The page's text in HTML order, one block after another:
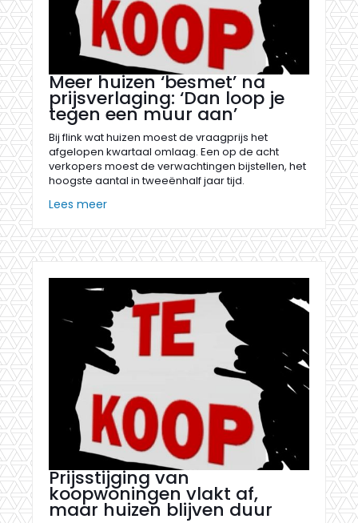
Meer huizen ‘besmet’ na
prijsverlaging: ‘Dan loop je
tegen een muur aan’
Bij flink wat huizen moest de vraagprijs het
afgelopen kwartaal omlaag. Een op de acht
verkopers moest de verwachtingen bijstellen, het
hoogste aantal in tweeënhalf jaar tijd.
Lees meer
Prijsstijging van
koopwoningen vlakt af,
maar huizen blijven duur